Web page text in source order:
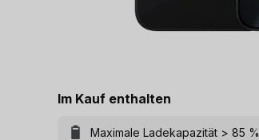
Im Kauf enthalten
Maximale Ladekapazität > 85 %